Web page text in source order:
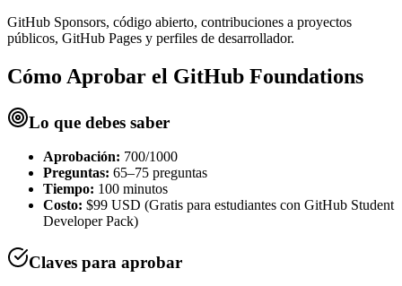
GitHub Sponsors, código abierto, contribuciones a proyectos
públicos, GitHub Pages y perfiles de desarrollador.
Cómo Aprobar el GitHub Foundations
Lo que debes saber
Aprobación: 700/1000
Preguntas: 65–75 preguntas
Tiempo: 100 minutos
Costo: $99 USD (Gratis para estudiantes con GitHub Student
Developer Pack)
Claves para aprobar